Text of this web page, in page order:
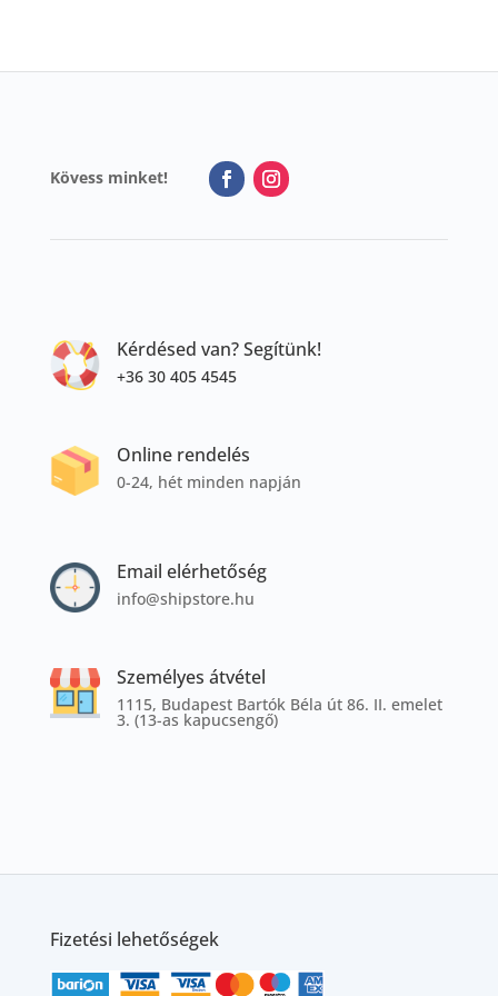
Kövess minket!
Kérdésed van? Segítünk!
+36 30 405 4545
Online rendelés
0-24, hét minden napján
Email elérhetőség
info@shipstore.hu
Személyes átvétel
1115, Budapest Bartók Béla út 86. II. emelet
3. (13-as kapucsengő)
Fizetési lehetőségek